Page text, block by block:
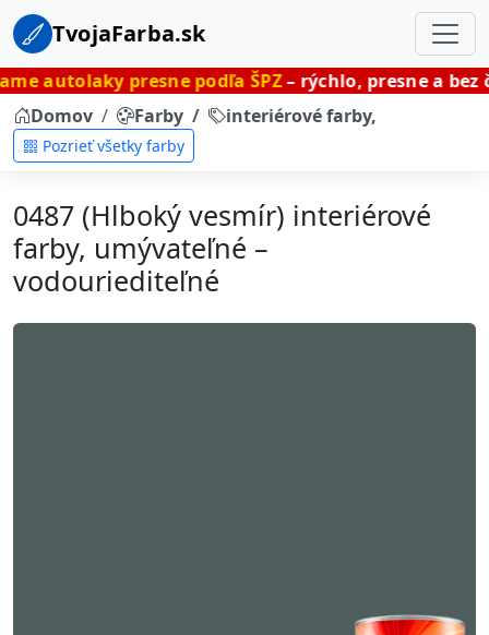
TvojaFarba.sk
presne podľa ŠPZ– rýchlo, presne a bez čakania.
Domov
Farby interiérové farby,
Pozrieť všetky farby
0487 (Hlboký vesmír) interiérové
farby, umývateľné –
vodouriediteľné